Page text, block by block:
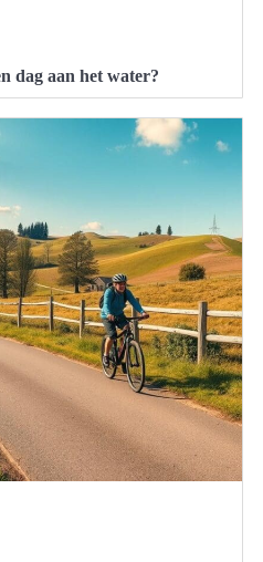
dag aan het water?